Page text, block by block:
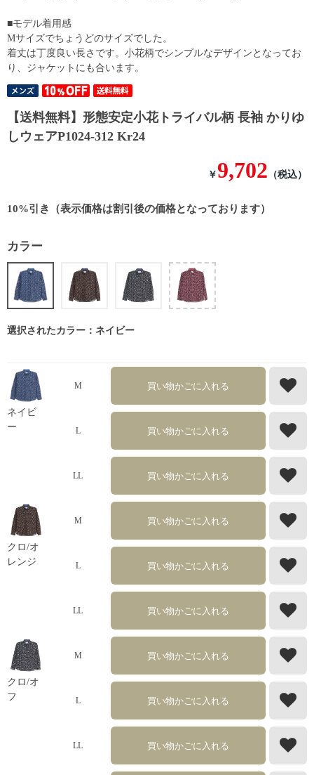
【送料無料】形態安定小花トライバル柄 長袖 かりゆ
しウェアP1024-312 Kr24
10%引き（表示価格は割引後の価格となっております）
￥9,702 （税込）
カラー
選択されたカラー：ネイビー
ネイビ
ー
M 買い物かごに入れる
L 買い物かごに入れる
LL 買い物かごに入れる
クロ/オ
レンジ
M 買い物かごに入れる
L 買い物かごに入れる
LL 買い物かごに入れる
クロ/オ
フ
M 買い物かごに入れる
L 買い物かごに入れる
LL 買い物かごに入れる
■モデル着用感
Mサイズでちょうどのサイズでした。
着丈は丁度良い長さです。小花柄でシンプルなデザインとなってお
り、ジャケットにも合います。